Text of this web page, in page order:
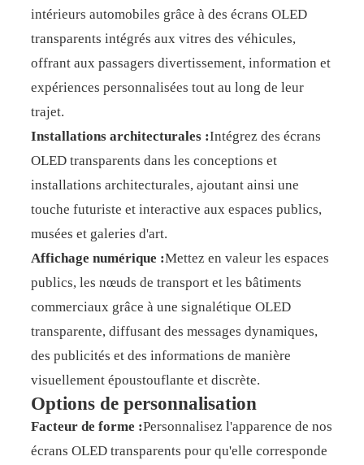
intérieurs automobiles grâce à des écrans OLED
transparents intégrés aux vitres des véhicules,
offrant aux passagers divertissement, information et
expériences personnalisées tout au long de leur
trajet.
Installations architecturales :Intégrez des écrans
OLED transparents dans les conceptions et
installations architecturales, ajoutant ainsi une
touche futuriste et interactive aux espaces publics,
musées et galeries d'art.
Affichage numérique :Mettez en valeur les espaces
publics, les nœuds de transport et les bâtiments
commerciaux grâce à une signalétique OLED
transparente, diffusant des messages dynamiques,
des publicités et des informations de manière
visuellement époustouflante et discrète.
Options de personnalisation
Facteur de forme :Personnalisez l'apparence de nos
écrans OLED transparents pour qu'elle corresponde